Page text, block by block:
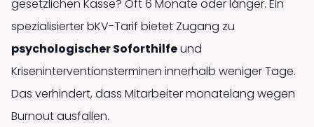
gesetzlichen Kasse? Oft 6 Monate oder länger. Ein
spezialisierter bKV-Tarif bietet Zugang zu
psychologischer Soforthilfeund
Kriseninterventionsterminen innerhalb weniger Tage.
Das verhindert, dass Mitarbeiter monatelang wegen
Burnout ausfallen.